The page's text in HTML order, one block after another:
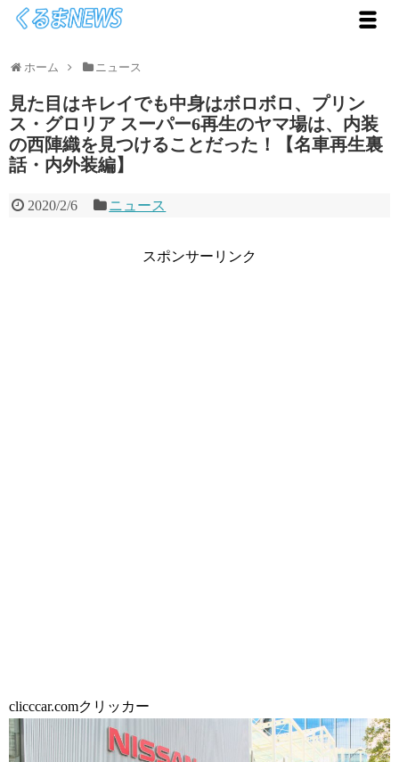
ホーム ニュース
見た目はキレイでも中身はボロボロ、プリン
ス・グロリア スーパー6再生のヤマ場は、内装
の西陣織を見つけることだった！【名車再生裏
話・内外装編】
2020/2/6 ニュース
スポンサーリンク
clicccar.comクリッカー